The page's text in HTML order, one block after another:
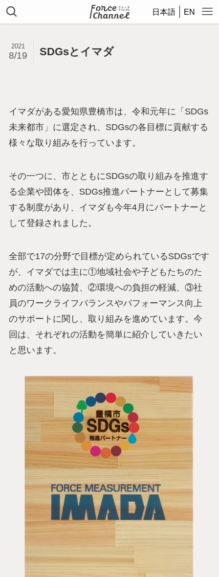
日本語 EN
SDGsとイマダ
2021
8/19
イマダがある愛知県豊橋市は、令和元年に「SDGs
未来都市」に選定され、SDGsの各目標に貢献する
様々な取り組みを行っています。
その一つに、市とともにSDGsの取り組みを推進す
る企業や団体を、SDGs推進パートナーとして募集
する制度があり、イマダも今年4月にパートナーと
して登録されました。
全部で17の分野で目標が定められているSDGsです
が、イマダでは主に①地域社会や子どもたちのた
めの活動への協賛、②環境への負担の軽減、③社
員のワークライフバランスやパフォーマンス向上
のサポートに関し、取り組みを進めています。今
回は、それぞれの活動を簡単に紹介していきたい
と思います。